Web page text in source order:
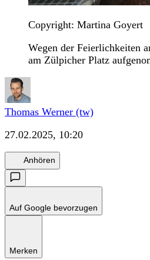
Copyright: Martina Goyert
Wegen der Feierlichkeiten
am Zülpicher Platz
Thomas Werner (tw)
27.02.2025, 10:20
Anhören
Auf Google bevorzugen
Merken